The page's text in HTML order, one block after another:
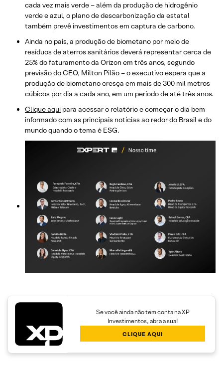
cada vez mais verde – além da produção de hidrogênio
verde e azul, o plano de descarbonização da estatal
também prevê investimentos em captura de carbono.
Ainda no país, a produção de biometano por meio de
resíduos de aterros sanitários deverá representar cerca de
25% do faturamento da Orizon em três anos, segundo
previsão do CEO, Milton Pilão – o executivo espera que a
produção de biometano cresça em mais de 300 mil metros
cúbicos por dia a cada ano, em um período de até três anos.
Clique aqui para acessar o relatório e começar o dia bem
informado com as principais notícias ao redor do Brasil e do
mundo quando o tema é ESG.
Se você ainda não tem conta na XP
Investimentos, abra a sua!
CLIQUE AQUI